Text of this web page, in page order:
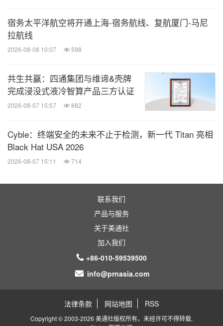
宿务太平洋航空将开通上海-宿务航线、复航厦门-马尼
拉航线
2026-08-08 10:07 598
共生共赢：四通集团与维谛&壳牌
完成浸没式液冷智算产品三方认证
2026-08-07 15:57 882
Cyble：终端安全的未来不止于检测，新一代 Titan 亮相
Black Hat USA 2026
2026-08-07 15:11 714
联系我们
产品与服务
关于美通社
加入我们
+86-010-59539500
info@prnasia.com
法律条款 网站地图 RSS
Copyright © 2003-2026 美通社版权所有，未经许可不得转载.